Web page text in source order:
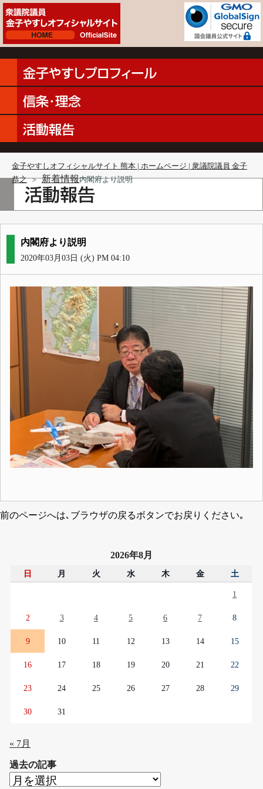
金子やすしオフィシャルサイト 熊本 | ホームページ | 衆議院議員 金子
恭之 ＞ 新着情報内閣府より説明
内閣府より説明
2020年03月03日 (火) PM 04:10
前のページへは､ブラウザの戻るボタンでお戻りください｡
2026年8月
日 月 火 水 木 金 土
1
2 3 4 5 6 7 8
9 10 11 12 13 14 15
16 17 18 19 20 21 22
23 24 25 26 27 28 29
30 31
« 7月
過去の記事
過